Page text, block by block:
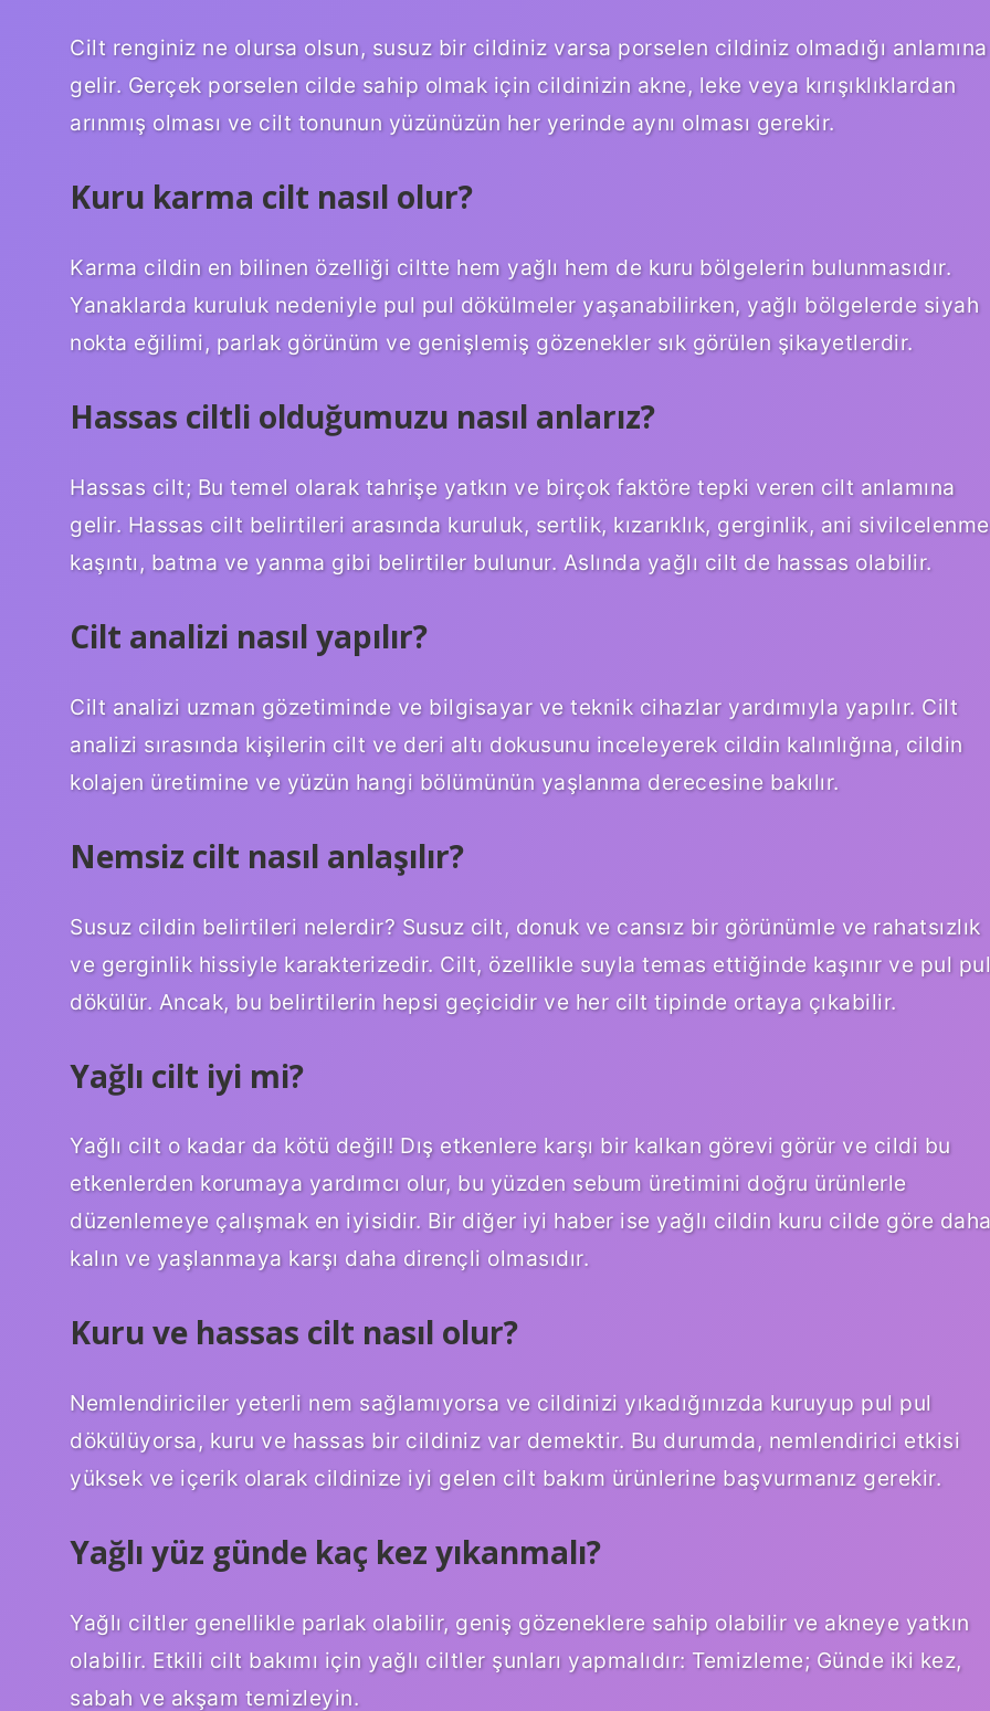
Cilt renginiz ne olursa olsun, susuz bir cildiniz varsa porselen cildiniz olmadığı anlamına
gelir. Gerçek porselen cilde sahip olmak için cildinizin akne, leke veya kırışıklıklardan
arınmış olması ve cilt tonunun yüzünüzün her yerinde aynı olması gerekir.
Kuru karma cilt nasıl olur?
Karma cildin en bilinen özelliği ciltte hem yağlı hem de kuru bölgelerin bulunmasıdır.
Yanaklarda kuruluk nedeniyle pul pul dökülmeler yaşanabilirken, yağlı bölgelerde siyah
nokta eğilimi, parlak görünüm ve genişlemiş gözenekler sık ​​görülen şikayetlerdir.
Hassas ciltli olduğumuzu nasıl anlarız?
Hassas cilt; Bu temel olarak tahrişe yatkın ve birçok faktöre tepki veren cilt anlamına
gelir. Hassas cilt belirtileri arasında kuruluk, sertlik, kızarıklık, gerginlik, ani
kaşıntı, batma ve yanma gibi belirtiler bulunur. Aslında yağlı cilt de hassas olabilir.
Cilt analizi nasıl yapılır?
Cilt analizi uzman gözetiminde ve bilgisayar ve teknik cihazlar yardımıyla yapılır. Cilt
analizi sırasında kişilerin cilt ve deri altı dokusunu inceleyerek cildin kalınlığına, cildin
kolajen üretimine ve yüzün hangi bölümünün yaşlanma derecesine bakılır.
Nemsiz cilt nasıl anlaşılır?
Susuz cildin belirtileri nelerdir? Susuz cilt, donuk ve cansız bir görünümle ve rahatsızlık
ve gerginlik hissiyle karakterizedir. Cilt, özellikle suyla temas ettiğinde kaşınır ve pul pul
dökülür. Ancak, bu belirtilerin hepsi geçicidir ve her cilt tipinde ortaya çıkabilir.
Yağlı cilt iyi mi?
Yağlı cilt o kadar da kötü değil! Dış etkenlere karşı bir kalkan görevi görür ve cildi bu
etkenlerden korumaya yardımcı olur, bu yüzden sebum üretimini doğru ürünlerle
düzenlemeye çalışmak en iyisidir. Bir diğer iyi haber ise yağlı cildin kuru cilde göre
kalın ve yaşlanmaya karşı daha dirençli olmasıdır.
Kuru ve hassas cilt nasıl olur?
Nemlendiriciler yeterli nem sağlamıyorsa ve cildinizi yıkadığınızda kuruyup pul pul
dökülüyorsa, kuru ve hassas bir cildiniz var demektir. Bu durumda, nemlendirici etkisi
yüksek ve içerik olarak cildinize iyi gelen cilt bakım ürünlerine başvurmanız gerekir.
Yağlı yüz günde kaç kez yıkanmalı?
Yağlı ciltler genellikle parlak olabilir, geniş gözeneklere sahip olabilir ve akneye yatkın
olabilir. Etkili cilt bakımı için yağlı ciltler şunları yapmalıdır: Temizleme; Günde iki kez,
sabah ve akşam temizleyin.